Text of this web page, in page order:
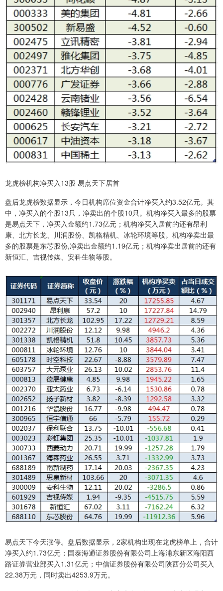
龙虎榜机构净买入13股 易点天下居首
盘后龙虎榜数据显示，今日机构席位资金合计净买入约3.52亿元。其
中，净买入的个股13只，净卖出的个股10只。机构净买入最多的股票
是易点天下，净买入金额约1.73亿元；机构净买入居前的还有昂利
康、北方长龙、川润股份、凯格精机、冰轮环境等股。机构净卖出最
多的股票是东芯股份,净卖出金额约1.19亿元；机构净卖出居前的还有
新恒汇、吉视传媒、安科生物等股。
易点天下今天涨停。盘后数据显示，2家机构出现在龙虎榜单上，合计
净买入约1.73亿元；国泰海通证券股份有限公司上海浦东新区海阳西
路证券营业部买入1.31亿元；中信证券股份有限公司陕西分公司买入
22.38万元，同时卖出4253.9万元。